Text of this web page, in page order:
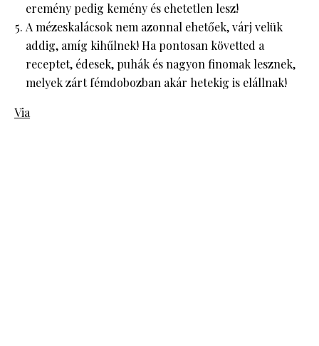
eremény pedig kemény és ehetetlen lesz!
A mézeskalácsok nem azonnal ehetőek, várj velük
addig, amíg kihűlnek! Ha pontosan követted a
receptet, édesek, puhák és nagyon finomak lesznek,
melyek zárt fémdobozban akár hetekig is elállnak!
Via